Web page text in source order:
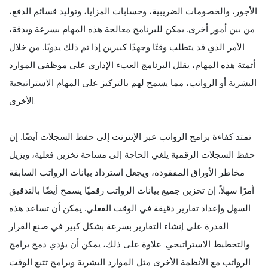
الأجور، والخصومات الضريبية، وحسابات المزايا، وتوليد قسائم الدفع،
من بين أمور أخرى. يمكن للبرنامج معالجة هذه المهام بسرعة وبدقة،
الأمر الذي قد يتطلب وقتًا وجهدًا كبيرين إذا تم ذلك يدويًا. من خلال
أتمتة هذه المهام، يقلل البرنامج العبء الإداري على موظفي الموارد
البشرية أو الرواتب، مما يسمح لهم بالتركيز على المهام الاستراتيجية
الأخرى.
تمتد كفاءة برامج الرواتب عبر الإنترنت إلى حفظ السجلات أيضًا. إن
حفظ السجلات الرقمية يلغي الحاجة إلى مساحة تخزين فعلية، ويزيل
مخاطر الأوراق المفقودة، ويجعل استرداد بيانات الرواتب السابقة
أمرًا سهلاً. إن تخزين جميع بيانات الرواتب رقميًا يسمح أيضًا بالتدقيق
السهل وإعداد تقارير دقيقة في الوقت الفعلي. يمكن أن تساعد هذه
القدرة على إنشاء التقارير بسرعة بشكل كبير في صنع القرار
والتخطيط الاستراتيجي. علاوة على ذلك، يمكن أن يؤدي دمج برامج
الرواتب مع الأنظمة الأخرى مثل الموارد البشرية وبرامج تتبع الوقت